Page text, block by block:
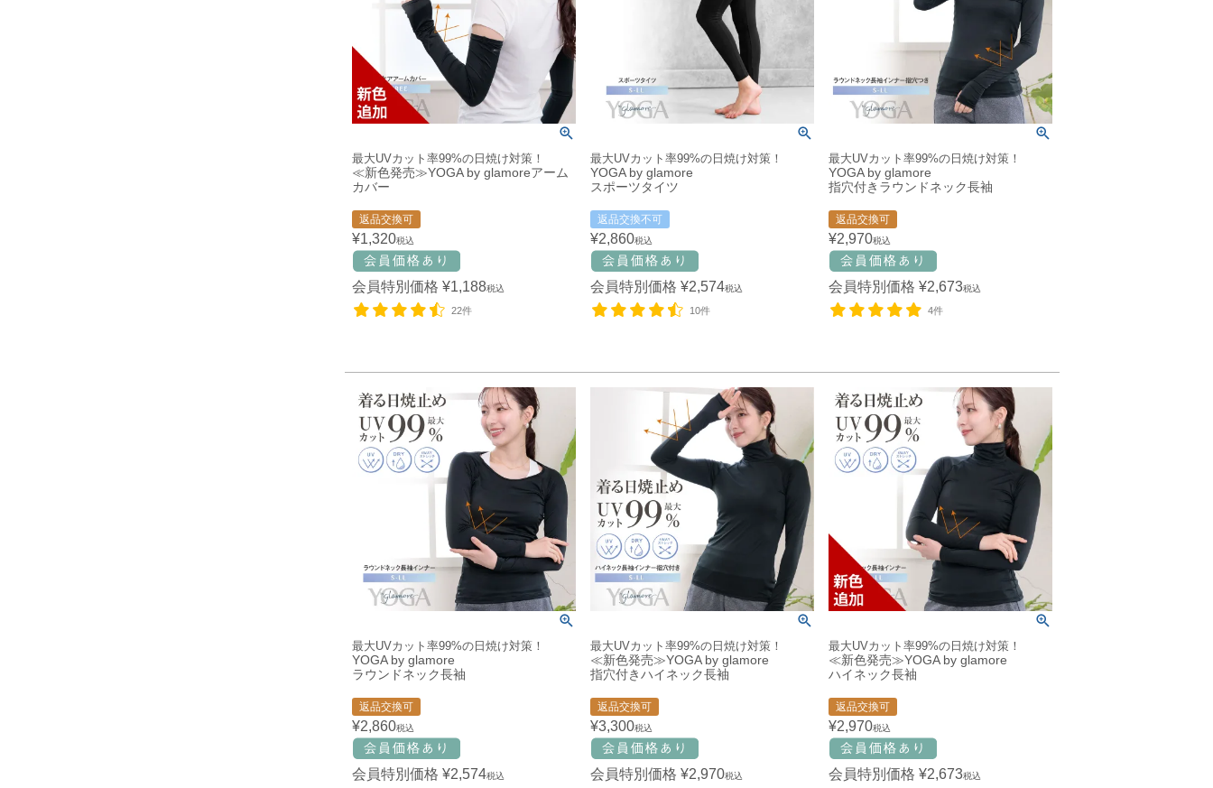
最大UVカット率99%の日焼け対策！
≪新色発売≫YOGA by glamoreアーム
カバー
返品交換可
¥1,320税込
会員特別価格 ¥1,188税込
22件
最大UVカット率99%の日焼け対策！
YOGA by glamore
スポーツタイツ
返品交換不可
¥2,860税込
会員特別価格 ¥2,574税込
10件
最大UVカット率99%の日焼け対策！
YOGA by glamore
指穴付きラウンドネック長袖
返品交換可
¥2,970税込
会員特別価格 ¥2,673税込
4件
最大UVカット率99%の日焼け対策！
YOGA by glamore
ラウンドネック長袖
返品交換可
¥2,860税込
会員特別価格 ¥2,574税込
最大UVカット率99%の日焼け対策！
≪新色発売≫YOGA by glamore
指穴付きハイネック長袖
返品交換可
¥3,300税込
会員特別価格 ¥2,970税込
最大UVカット率99%の日焼け対策！
≪新色発売≫YOGA by glamore
ハイネック長袖
返品交換可
¥2,970税込
会員特別価格 ¥2,673税込